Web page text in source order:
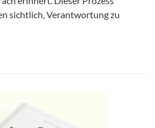
sichtlich, Verantwortung zu